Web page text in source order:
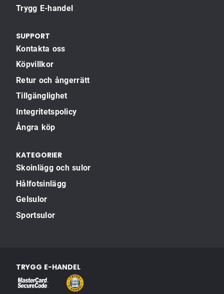
Trygg E-handel
SUPPORT
Kontakta oss
Köpvillkor
Retur och ångerrätt
Tillgänglighet
Integritetspolicy
Ångra köp
KATEGORIER
Skoinlägg och sulor
Hålfotsinlägg
Gelsulor
Sportsulor
TRYGG E-HANDEL